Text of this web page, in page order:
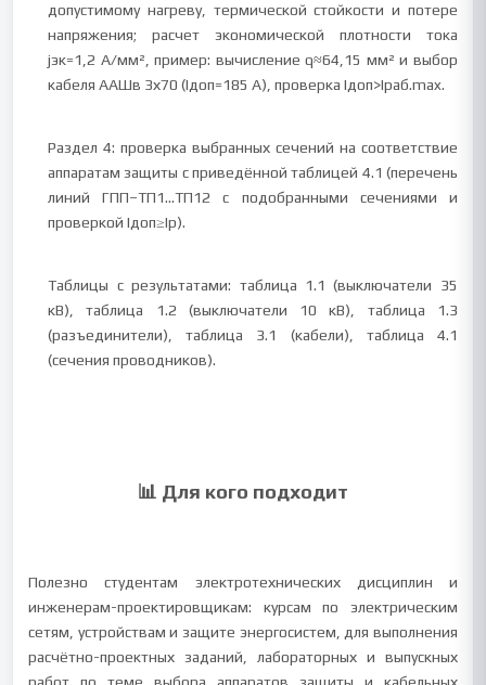
допустимому нагреву, термической стойкости и потере
напряжения; расчет экономической плотности тока
jэк=1,2 А/мм², пример: вычисление q≈64,15 мм² и выбор
кабеля ААШв 3х70 (Iдоп=185 А), проверка Iдоп>Iраб.max.
Раздел 4: проверка выбранных сечений на соответствие
аппаратам защиты с приведённой таблицей 4.1 (перечень
линий ГПП–ТП1…ТП12 с подобранными сечениями и
проверкой Iдоп≥Iр).
Таблицы с результатами: таблица 1.1 (выключатели 35
кВ), таблица 1.2 (выключатели 10 кВ), таблица 1.3
(разъединители), таблица 3.1 (кабели), таблица 4.1
(сечения проводников).
📊 Для кого подходит
Полезно студентам электротехнических дисциплин и
инженерам-проектировщикам: курсам по электрическим
сетям, устройствам и защите энергосистем, для выполнения
расчётно-проектных заданий, лабораторных и выпускных